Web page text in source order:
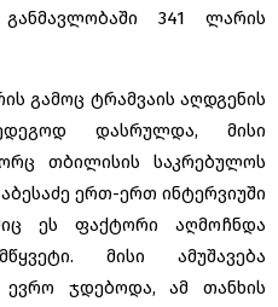
341 ლარის
გამოც ტრამვაის აღდგენის
დასრულდა, მისი
თბილისის საკრებულოს
ერთ-ერთ ინტერვიუში
ეს ფაქტორი აღმოჩნდა
მისი ამუშავება
ჯდებოდა, ამ თანხის